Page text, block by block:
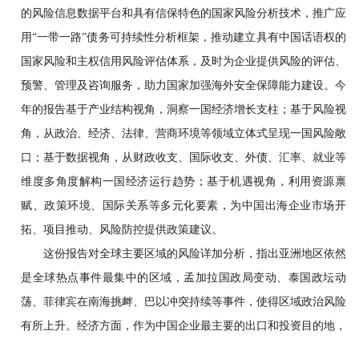
的风险信息数据平台和具有信保特色的国家风险分析技术，推广应
用“一带一路”债务可持续性分析框架，推动建立具有中国话语权的
国家风险和主权信用风险评估体系，及时为企业提供风险的评估、
预警、管理及咨询服务，助力国家加强海外安全保障能力建设。今
年的报告基于产业结构视角，洞察一国经济增长支柱；基于风险视
角，从政治、经济、法律、营商环境等领域立体式呈现一国风险敞
口；基于数据视角，从财政收支、国际收支、外债、汇率、就业等
维度多角度解构一国经济运行趋势；基于机遇视角，利用资源禀
赋、政策环境、国际关系等多元化要素，为中国出海企业市场开
拓、项目推动、风险防控提供政策建议。
这份报告对全球主要区域的风险详加分析，指出亚洲地区依然
是全球热点事件最集中的区域，孟加拉国政局变动、泰国政坛动
荡、菲律宾在南海挑衅、巴以冲突持续等事件，使得区域政治风险
有所上升。经济方面，作为中国企业最主要的出口和投资目的地，